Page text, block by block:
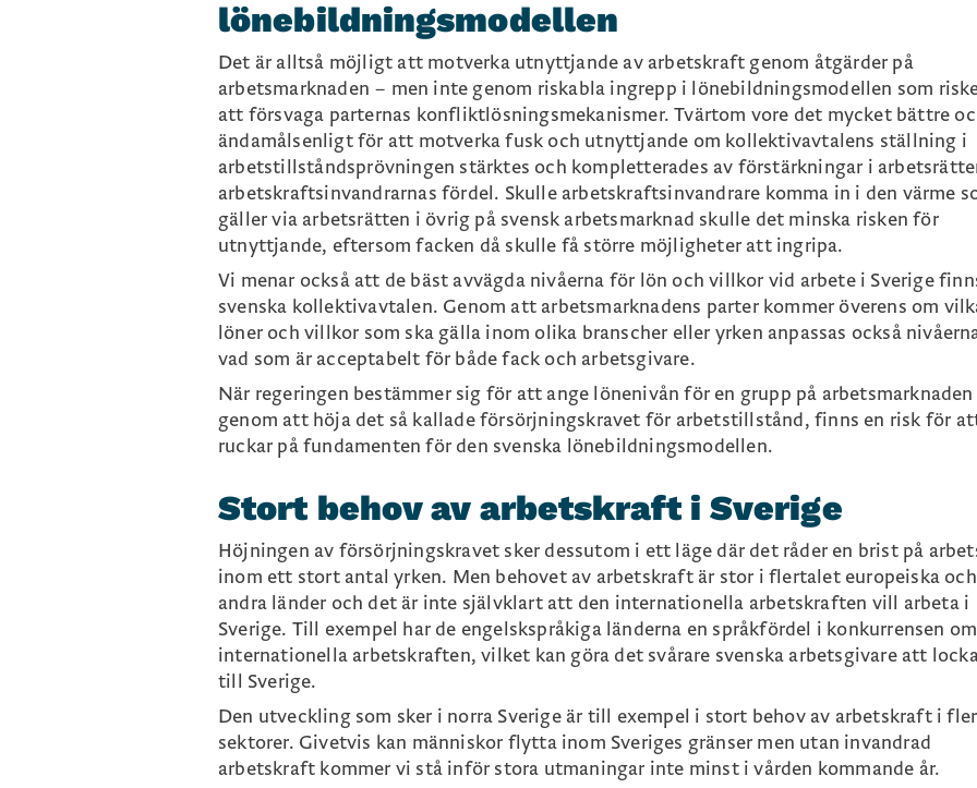
lönebildningsmodellen
Det är alltså möjligt att motverka utnyttjande av arbetskraft genom åtgärder på
arbetsmarknaden – men inte genom riskabla ingrepp i lönebildningsmodellen som
att försvaga parternas konfliktlösningsmekanismer. Tvärtom vore det mycket bättre
ändamålsenligt för att motverka fusk och utnyttjande om kollektivavtalens ställning i
arbetstillståndsprövningen stärktes och kompletterades av förstärkningar i
arbetskraftsinvandrarnas fördel. Skulle arbetskraftsinvandrare komma in i den värme
gäller via arbetsrätten i övrig på svensk arbetsmarknad skulle det minska risken för
utnyttjande, eftersom facken då skulle få större möjligheter att ingripa.
Vi menar också att de bäst avvägda nivåerna för lön och villkor vid arbete i Sverige
svenska kollektivavtalen. Genom att arbetsmarknadens parter kommer överens om
löner och villkor som ska gälla inom olika branscher eller yrken anpassas också
vad som är acceptabelt för både fack och arbetsgivare.
När regeringen bestämmer sig för att ange lönenivån för en grupp på arbetsmarknaden
genom att höja det så kallade försörjningskravet för arbetstillstånd, finns en risk för
ruckar på fundamenten för den svenska lönebildningsmodellen.
Stort behov av arbetskraft i Sverige
Höjningen av försörjningskravet sker dessutom i ett läge där det råder en brist på
inom ett stort antal yrken. Men behovet av arbetskraft är stor i flertalet europeiska och
andra länder och det är inte självklart att den internationella arbetskraften vill arbeta i
Sverige. Till exempel har de engelskspråkiga länderna en språkfördel i konkurrensen
internationella arbetskraften, vilket kan göra det svårare svenska arbetsgivare att
till Sverige.
Den utveckling som sker i norra Sverige är till exempel i stort behov av arbetskraft i
sektorer. Givetvis kan människor flytta inom Sveriges gränser men utan invandrad
arbetskraft kommer vi stå inför stora utmaningar inte minst i vården kommande år.